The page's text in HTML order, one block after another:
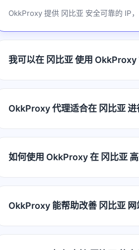
OkkProxy 提供 冈比亚 安全可靠的 IP
我可以在 冈比亚 使用 OkkProxy
OkkProxy 代理适合在 冈比亚 进
如何使用 OkkProxy 在 冈比亚 高
OkkProxy 能帮助改善 冈比亚 网